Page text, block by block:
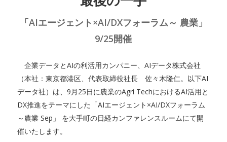
「AIエージェント×AI/DXフォーラム～ 農業」
9/25開催
企業データとAIの利活用カンパニー、AIデータ株式会社
（本社：東京都港区、代表取締役社長 佐々木隆仁。以下AI
データ社）は、9月25日に農業のAgri TechにおけるAI活用と
DX推進をテーマにした「AIエージェント×AI/DXフォーラム
～農業 Sep」 を大手町の日経カンファレンスルームにて開
催いたします。